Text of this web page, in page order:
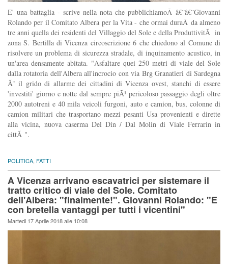
E' una battaglia - scrive nella nota che pubblichiamoÂ â€¨â€¨Giovanni
Rolando per il Comitato Albera per la Vita - che ormai duraÂ da almeno
tre anni quella dei residenti del Villaggio del Sole e della ProduttivitÃ in
zona S. Bertilla di Vicenza circoscrizione 6 che chiedono al Comune di
risolvere un problema di sicurezza stradale, di inquinamento acustico, in
un'area densamente abitata. "Asfaltare quei 250 metri di viale del Sole
dalla rotatoria dell'Albera all'incrocio con via Brg Granatieri di Sardegna
Ã¨ il grido di allarme dei cittadini di Vicenza ovest, stanchi di essere
'investiti' giorno e notte dal sempre piÃ¹ pericoloso passaggio degli oltre
2000 autotreni e 40 mila veicoli furgoni, auto e camion, bus, colonne di
camion militari che trasportano mezzi pesanti Usa provenienti e dirette
alla vicina, nuova caserma Del Din / Dal Molin di Viale Ferrarin in
cittÃ ".
POLITICA, FATTI
A Vicenza arrivano escavatrici per sistemare il
tratto critico di viale del Sole. Comitato
dell'Albera: "finalmente!". Giovanni Rolando: "E
con bretella vantaggi per tutti i vicentini"
Martedi 17 Aprile 2018 alle 10:08